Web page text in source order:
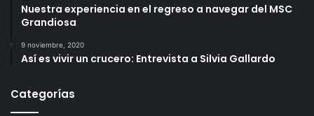
Nuestra experiencia en el regreso a navegar del MSC
Grandiosa
9 noviembre, 2020
Así es vivir un crucero: Entrevista a Silvia Gallardo
Categorías